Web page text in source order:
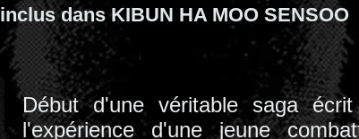
inclus dans KIBUN HA MOO SENSOO
Début d'une véritable saga
l'expérience d'une jeune